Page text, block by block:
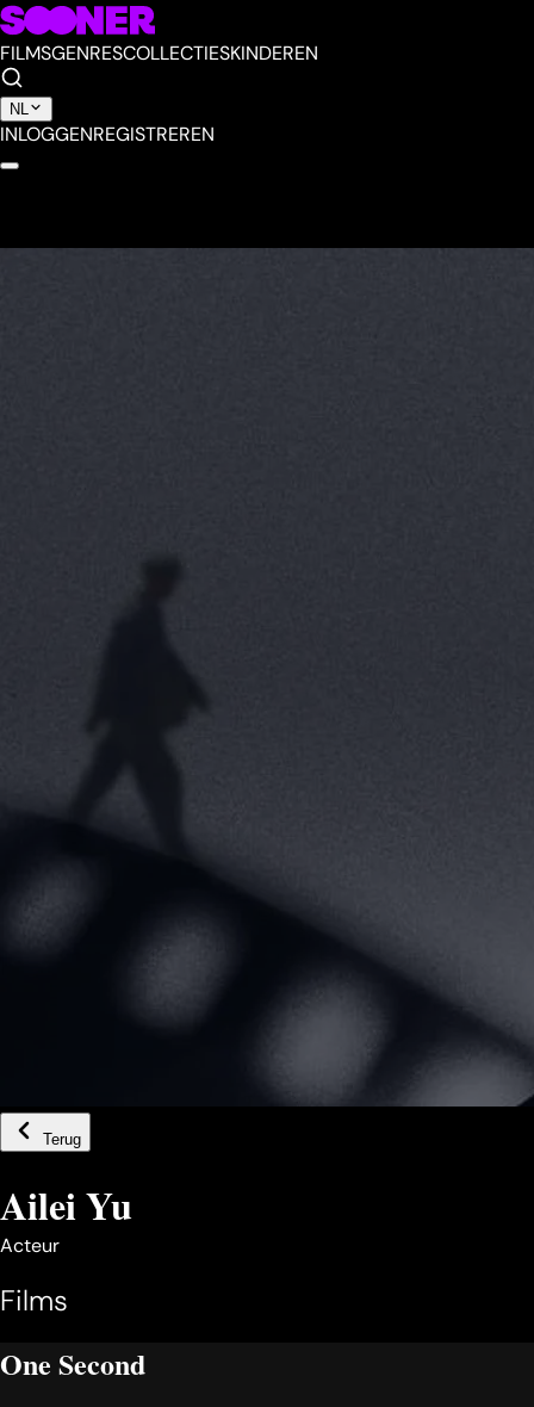
FILMSGENRESCOLLECTIESKINDEREN
NL
INLOGGENREGISTREREN
Terug
Ailei Yu
Acteur
Films
One Second